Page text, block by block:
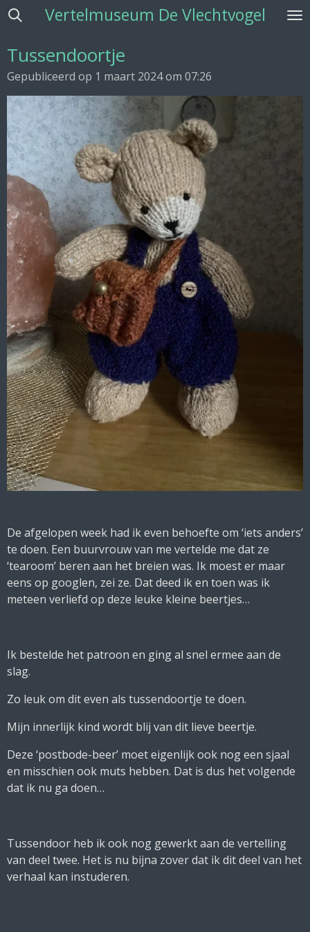
Ga
naar
de
hoofdinhoud
Vertelmuseum De Vlechtvogel
Tussendoortje
Gepubliceerd op 1 maart 2024 om 07:26
De afgelopen week had ik even behoefte om ‘iets anders’
te doen. Een buurvrouw van me vertelde me dat ze
‘tearoom’ beren aan het breien was. Ik moest er maar
eens op googlen, zei ze. Dat deed ik en toen was ik
meteen verliefd op deze leuke kleine beertjes…
Ik bestelde het patroon en ging al snel ermee aan de
slag.
Zo leuk om dit even als tussendoortje te doen.
Mijn innerlijk kind wordt blij van dit lieve beertje.
Deze ‘postbode-beer’ moet eigenlijk ook nog een sjaal
en misschien ook muts hebben. Dat is dus het volgende
dat ik nu ga doen…
Tussendoor heb ik ook nog gewerkt aan de vertelling
van deel twee. Het is nu bijna zover dat ik dit deel van het
verhaal kan instuderen.